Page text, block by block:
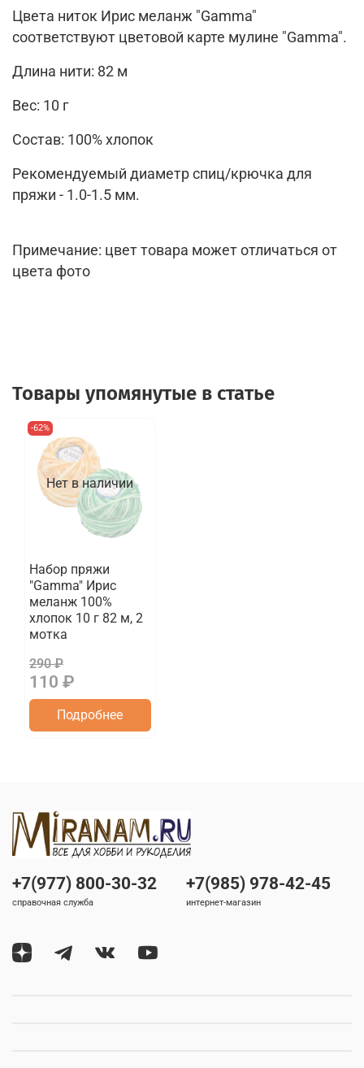
Цвета ниток Ирис меланж "Gamma"
соответствуют цветовой карте мулине "Gamma".
Длина нити: 82 м
Вес: 10 г
Состав: 100% хлопок
Рекомендуемый диаметр спиц/крючка для
пряжи - 1.0-1.5 мм.
Примечание: цвет товара может отличаться от
цвета фото
Товары упомянутые в статье
Нет в наличии
-62%
Набор пряжи
"Gamma" Ирис
меланж 100%
хлопок 10 г 82 м, 2
мотка
290 ₽
110 ₽
Подробнее
+7(977) 800-30-32
справочная служба
+7(985) 978-42-45
интернет-магазин